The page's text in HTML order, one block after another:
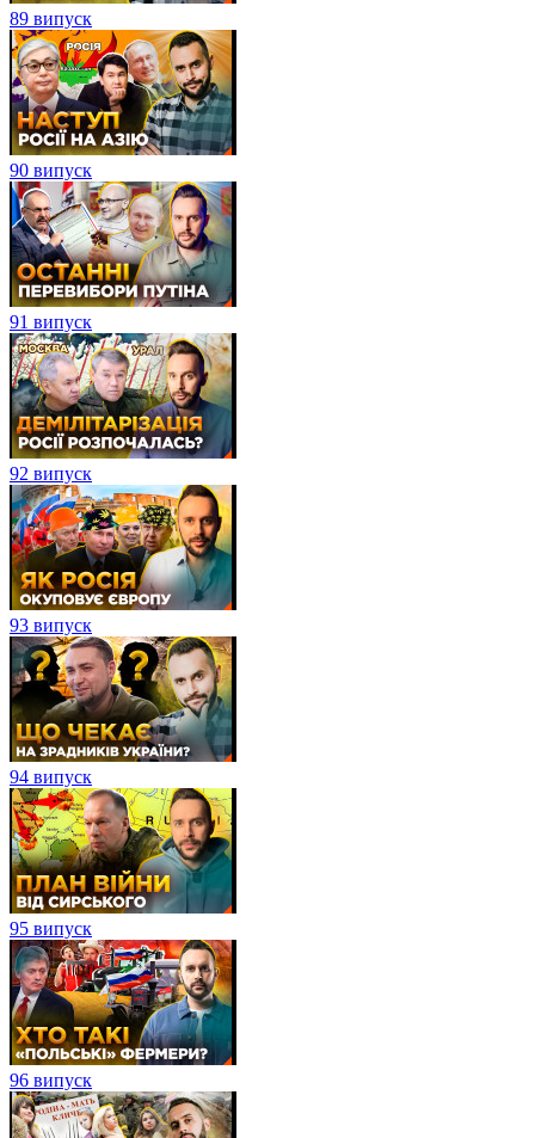
89 випуск
90 випуск
91 випуск
92 випуск
93 випуск
94 випуск
95 випуск
96 випуск